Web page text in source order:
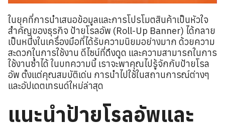
ในยุคที่การนำเสนอข้อมูลและการโปรโมตสินค้าเป็นหัวใจ
สำคัญของธุรกิจ ป้ายโรลอัพ (Roll-Up Banner) ได้กลาย
เป็นหนึ่งในเครื่องมือที่ได้รับความนิยมอย่างมาก ด้วยความ
สะดวกในการใช้งาน ดีไซน์ที่ดึงดูด และความสามารถในการ
ใช้งานซ้ำได้ ในบทความนี้ เราจะพาคุณไปรู้จักกับป้ายโรล
อัพ ตั้งแต่คุณสมบัติเด่น การนำไปใช้ในสถานการณ์ต่างๆ
และอัปเดตเทรนด์ใหม่ล่าสุด
แนะนำป้ายโรลอัพและ